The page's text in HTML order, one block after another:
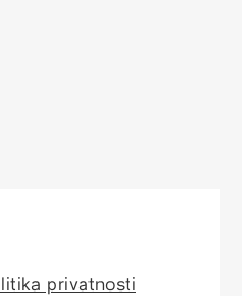
privatnosti